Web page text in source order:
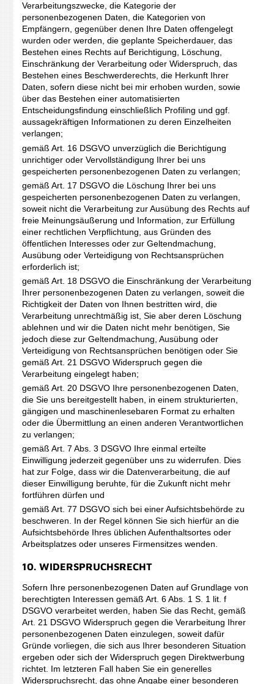
Verarbeitungszwecke, die Kategorie der
personenbezogenen Daten, die Kategorien von
Empfängern, gegenüber denen Ihre Daten offengelegt
wurden oder werden, die geplante Speicherdauer, das
Bestehen eines Rechts auf Berichtigung, Löschung,
Einschränkung der Verarbeitung oder Widerspruch, das
Bestehen eines Beschwerderechts, die Herkunft Ihrer
Daten, sofern diese nicht bei mir erhoben wurden, sowie
über das Bestehen einer automatisierten
Entscheidungsfindung einschließlich Profiling und ggf.
aussagekräftigen Informationen zu deren Einzelheiten
verlangen;
gemäß Art. 16 DSGVO unverzüglich die Berichtigung
unrichtiger oder Vervollständigung Ihrer bei uns
gespeicherten personenbezogenen Daten zu verlangen;
gemäß Art. 17 DSGVO die Löschung Ihrer bei uns
gespeicherten personenbezogenen Daten zu verlangen,
soweit nicht die Verarbeitung zur Ausübung des Rechts auf
freie Meinungsäußerung und Information, zur Erfüllung
einer rechtlichen Verpflichtung, aus Gründen des
öffentlichen Interesses oder zur Geltendmachung,
Ausübung oder Verteidigung von Rechtsansprüchen
erforderlich ist;
gemäß Art. 18 DSGVO die Einschränkung der Verarbeitung
Ihrer personenbezogenen Daten zu verlangen, soweit die
Richtigkeit der Daten von Ihnen bestritten wird, die
Verarbeitung unrechtmäßig ist, Sie aber deren Löschung
ablehnen und wir die Daten nicht mehr benötigen, Sie
jedoch diese zur Geltendmachung, Ausübung oder
Verteidigung von Rechtsansprüchen benötigen oder Sie
gemäß Art. 21 DSGVO Widerspruch gegen die
Verarbeitung eingelegt haben;
gemäß Art. 20 DSGVO Ihre personenbezogenen Daten,
die Sie uns bereitgestellt haben, in einem strukturierten,
gängigen und maschinenlesebaren Format zu erhalten
oder die Übermittlung an einen anderen Verantwortlichen
zu verlangen;
gemäß Art. 7 Abs. 3 DSGVO Ihre einmal erteilte
Einwilligung jederzeit gegenüber uns zu widerrufen. Dies
hat zur Folge, dass wir die Datenverarbeitung, die auf
dieser Einwilligung beruhte, für die Zukunft nicht mehr
fortführen dürfen und
gemäß Art. 77 DSGVO sich bei einer Aufsichtsbehörde zu
beschweren. In der Regel können Sie sich hierfür an die
Aufsichtsbehörde Ihres üblichen Aufenthaltsortes oder
Arbeitsplatzes oder unseres Firmensitzes wenden.
10. WIDERSPRUCHSRECHT
Sofern Ihre personenbezogenen Daten auf Grundlage von
berechtigten Interessen gemäß Art. 6 Abs. 1 S. 1 lit. f
DSGVO verarbeitet werden, haben Sie das Recht, gemäß
Art. 21 DSGVO Widerspruch gegen die Verarbeitung Ihrer
personenbezogenen Daten einzulegen, soweit dafür
Gründe vorliegen, die sich aus Ihrer besonderen Situation
ergeben oder sich der Widerspruch gegen Direktwerbung
richtet. Im letzteren Fall haben Sie ein generelles
Widerspruchsrecht, das ohne Angabe einer besonderen